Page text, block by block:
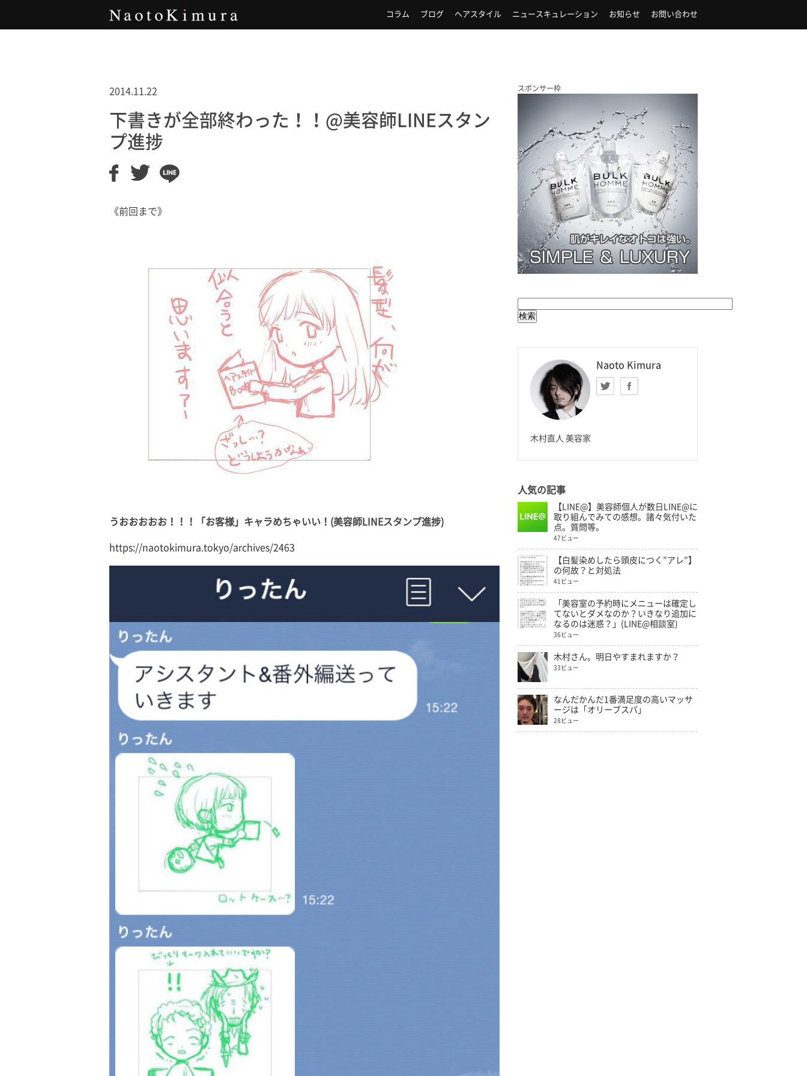
コラム ブログ ヘアスタイル ニュースキュレーション お知らせ お問い合わせ
2014.11.22
下書きが全部終わった！！@美容師LINEスタン
プ進捗
《前回まで》
うおおおおお！！！「お客様」キャラめちゃいい！(美容師LINEスタンプ進捗)
https://naotokimura.tokyo/archives/2463
スポンサー枠
Naoto Kimura
木村直人 美容家
人気の記事
【LINE@】美容師個人が数日LINE@に
取り組んでみての感想。諸々気付いた
点。質問等。
47ビュー
【白髪染めしたら頭皮につく”アレ”】
の何故？と対処法
41ビュー
「美容室の予約時にメニューは確定し
てないとダメなのか？いきなり追加に
なるのは迷惑？」(LINE@相談室)
36ビュー
木村さん。明日やすまれますか？
33ビュー
なんだかんだ1番満足度の高いマッサ
ージは「オリーブスパ」
28ビュー